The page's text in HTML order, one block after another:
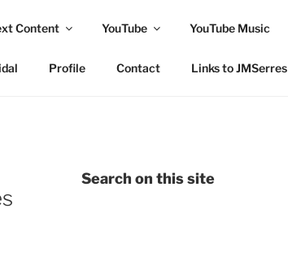
Content YouTube YouTube Music
Profile Contact Links to JMSerres
Search on this site